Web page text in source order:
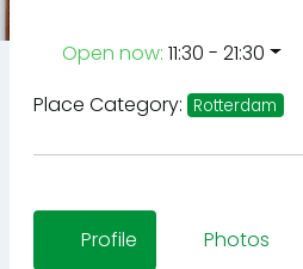
Open now: 11:30 - 21:30
Place Category: Rotterdam
Profile Photos